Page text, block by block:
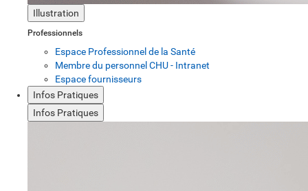
Illustration
Professionnels
Espace Professionnel de la Santé
Membre du personnel CHU - Intranet
Espace fournisseurs
Infos Pratiques
Infos Pratiques